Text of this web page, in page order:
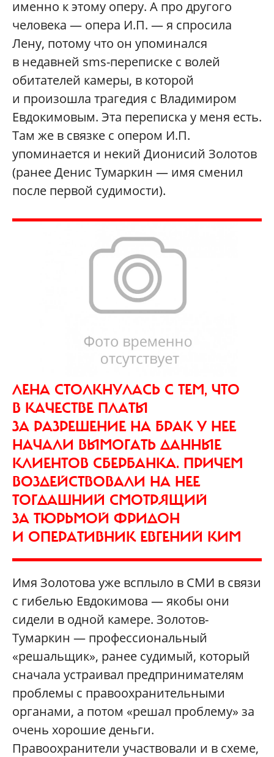
именно к этому оперу. А про другого
человека — опера И.П. — я спросила
Лену, потому что он упоминался
в недавней sms-переписке с волей
обитателей камеры, в которой
и произошла трагедия с Владимиром
Евдокимовым. Эта переписка у меня есть.
Там же в связке с опером И.П.
упоминается и некий Дионисий Золотов
(ранее Денис Тумаркин — имя сменил
после первой судимости).
ЛЕНА СТОЛКНУЛАСЬ С ТЕМ, ЧТО
В КАЧЕСТВЕ ПЛАТЫ
ЗА РАЗРЕШЕНИЕ НА БРАК У НЕЕ
НАЧАЛИ ВЫМОГАТЬ ДАННЫЕ
КЛИЕНТОВ СБЕРБАНКА. ПРИЧЕМ
ВОЗДЕЙСТВОВАЛИ НА НЕЕ
ТОГДАШНИЙ СМОТРЯЩИЙ
ЗА ТЮРЬМОЙ ФРИДОН
И ОПЕРАТИВНИК ЕВГЕНИЙ КИМ
Имя Золотова уже всплыло в СМИ в связи
с гибелью Евдокимова — якобы они
сидели в одной камере. Золотов-
Тумаркин — профессиональный
«решальщик», ранее судимый, который
сначала устраивал предпринимателям
проблемы с правоохранительными
органами, а потом «решал проблему» за
очень хорошие деньги.
Правоохранители участвовали и в схеме,